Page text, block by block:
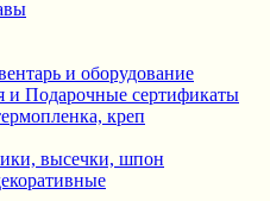
и оборудование
и Подарочные сертификаты
креп
высечки, шпон